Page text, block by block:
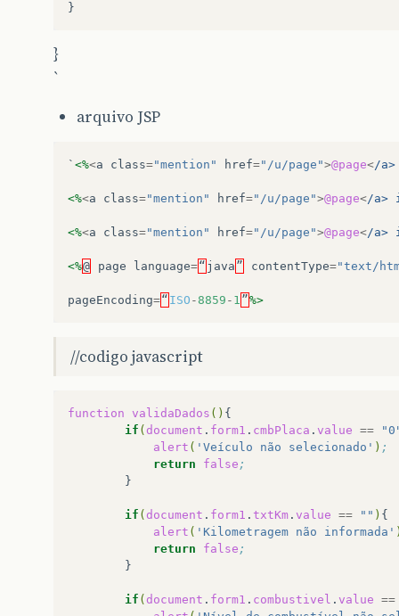
}
}
`
arquivo JSP
` <%<a class="mention" href="/u/page">@page</
<%<a class="mention" href="/u/page">@page</a>
<%<a class="mention" href="/u/page">@page</a>
<%@ page language=“ java ” contentType="text/
pageEncoding=“ ISO - 8859 - 1 ”%>
//codigo javascript
function validaDados ()
if ( document . form1 . cmbPlaca . value ==
alert ( 'Veículo não selecionado' ) ;
return
false ;
if ( document . form1 . txtKm . value == "" )
alert ( 'Kilometragem não informada'
return
false ;
if ( document . form1 . combustivel . value ==